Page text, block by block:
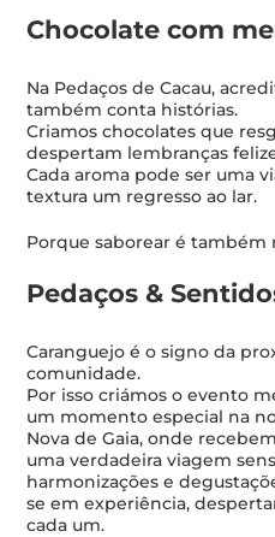
Chocolate com
Na Pedaços de Cacau,
também conta histórias.
Criamos chocolates que
despertam lembranças
Cada aroma pode ser uma
textura um regresso ao lar.
Porque saborear é também
Pedaços &
Caranguejo é o signo da
comunidade.
Por isso criámos o evento
um momento especial na
Nova de Gaia, onde
uma verdadeira viagem
harmonizações e
se em experiência,
cada um.